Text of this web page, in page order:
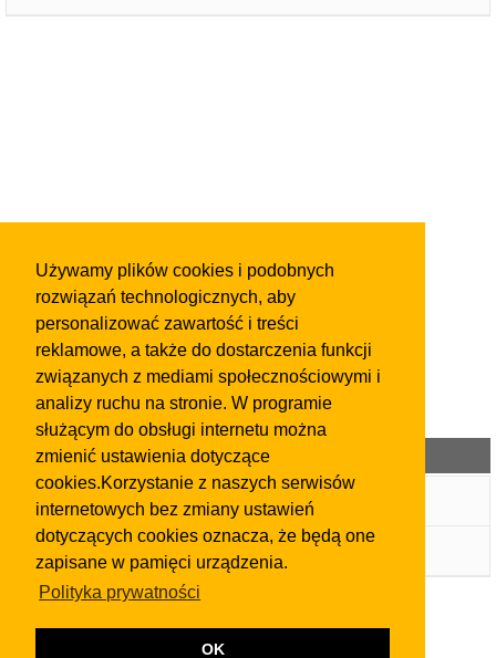
Używamy plików cookies i podobnych
rozwiązań technologicznych, aby
personalizować zawartość i treści
reklamowe, a także do dostarczenia funkcji
związanych z mediami społecznościowymi i
analizy ruchu na stronie. W programie
służącym do obsługi internetu można
zmienić ustawienia dotyczące
cookies.Korzystanie z naszych serwisów
internetowych bez zmiany ustawień
dotyczących cookies oznacza, że będą one
zapisane w pamięci urządzenia.
Polityka prywatności
OK
Kategorie ogłoszeń
Wpis w Katalogu Firm
Ogłoszenia